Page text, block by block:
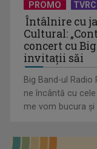
Întâlnire cu
Cultural:
concert cu
invitaţii săi
Big Band-ul
ne încântă cu
me vom bucura